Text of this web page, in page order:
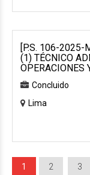
[P.S. 106-2025-
(1) TÉCNICO
OPERACIONES
Concluido
Lima
1 2 3